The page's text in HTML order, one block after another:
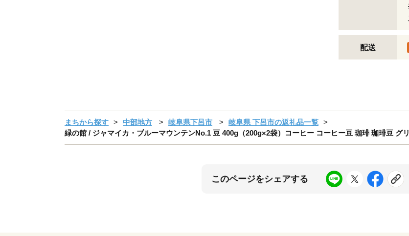
配送
まちから探す 中部地方 岐阜県下呂市
岐阜県 下呂市の返礼品一覧
緑の館 / ジャマイカ・ブルーマウンテンNo.1 豆 400g（200g×2袋）コーヒー コーヒー豆 珈琲 珈琲豆 グ
このページをシェアする